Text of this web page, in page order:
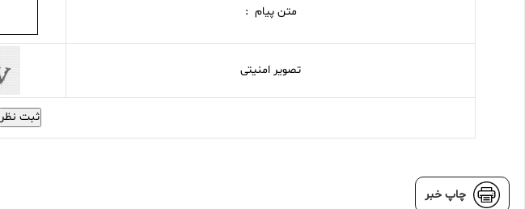
متن پیام :
تصویر امنیتی
ثبت نظر
چاپ خبر